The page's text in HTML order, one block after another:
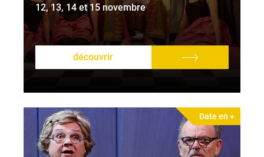
12, 13, 14 et 15 novembre
découvrir
Date en +